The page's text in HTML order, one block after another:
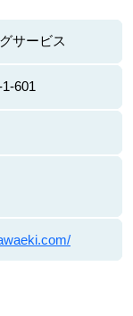
サービス
601